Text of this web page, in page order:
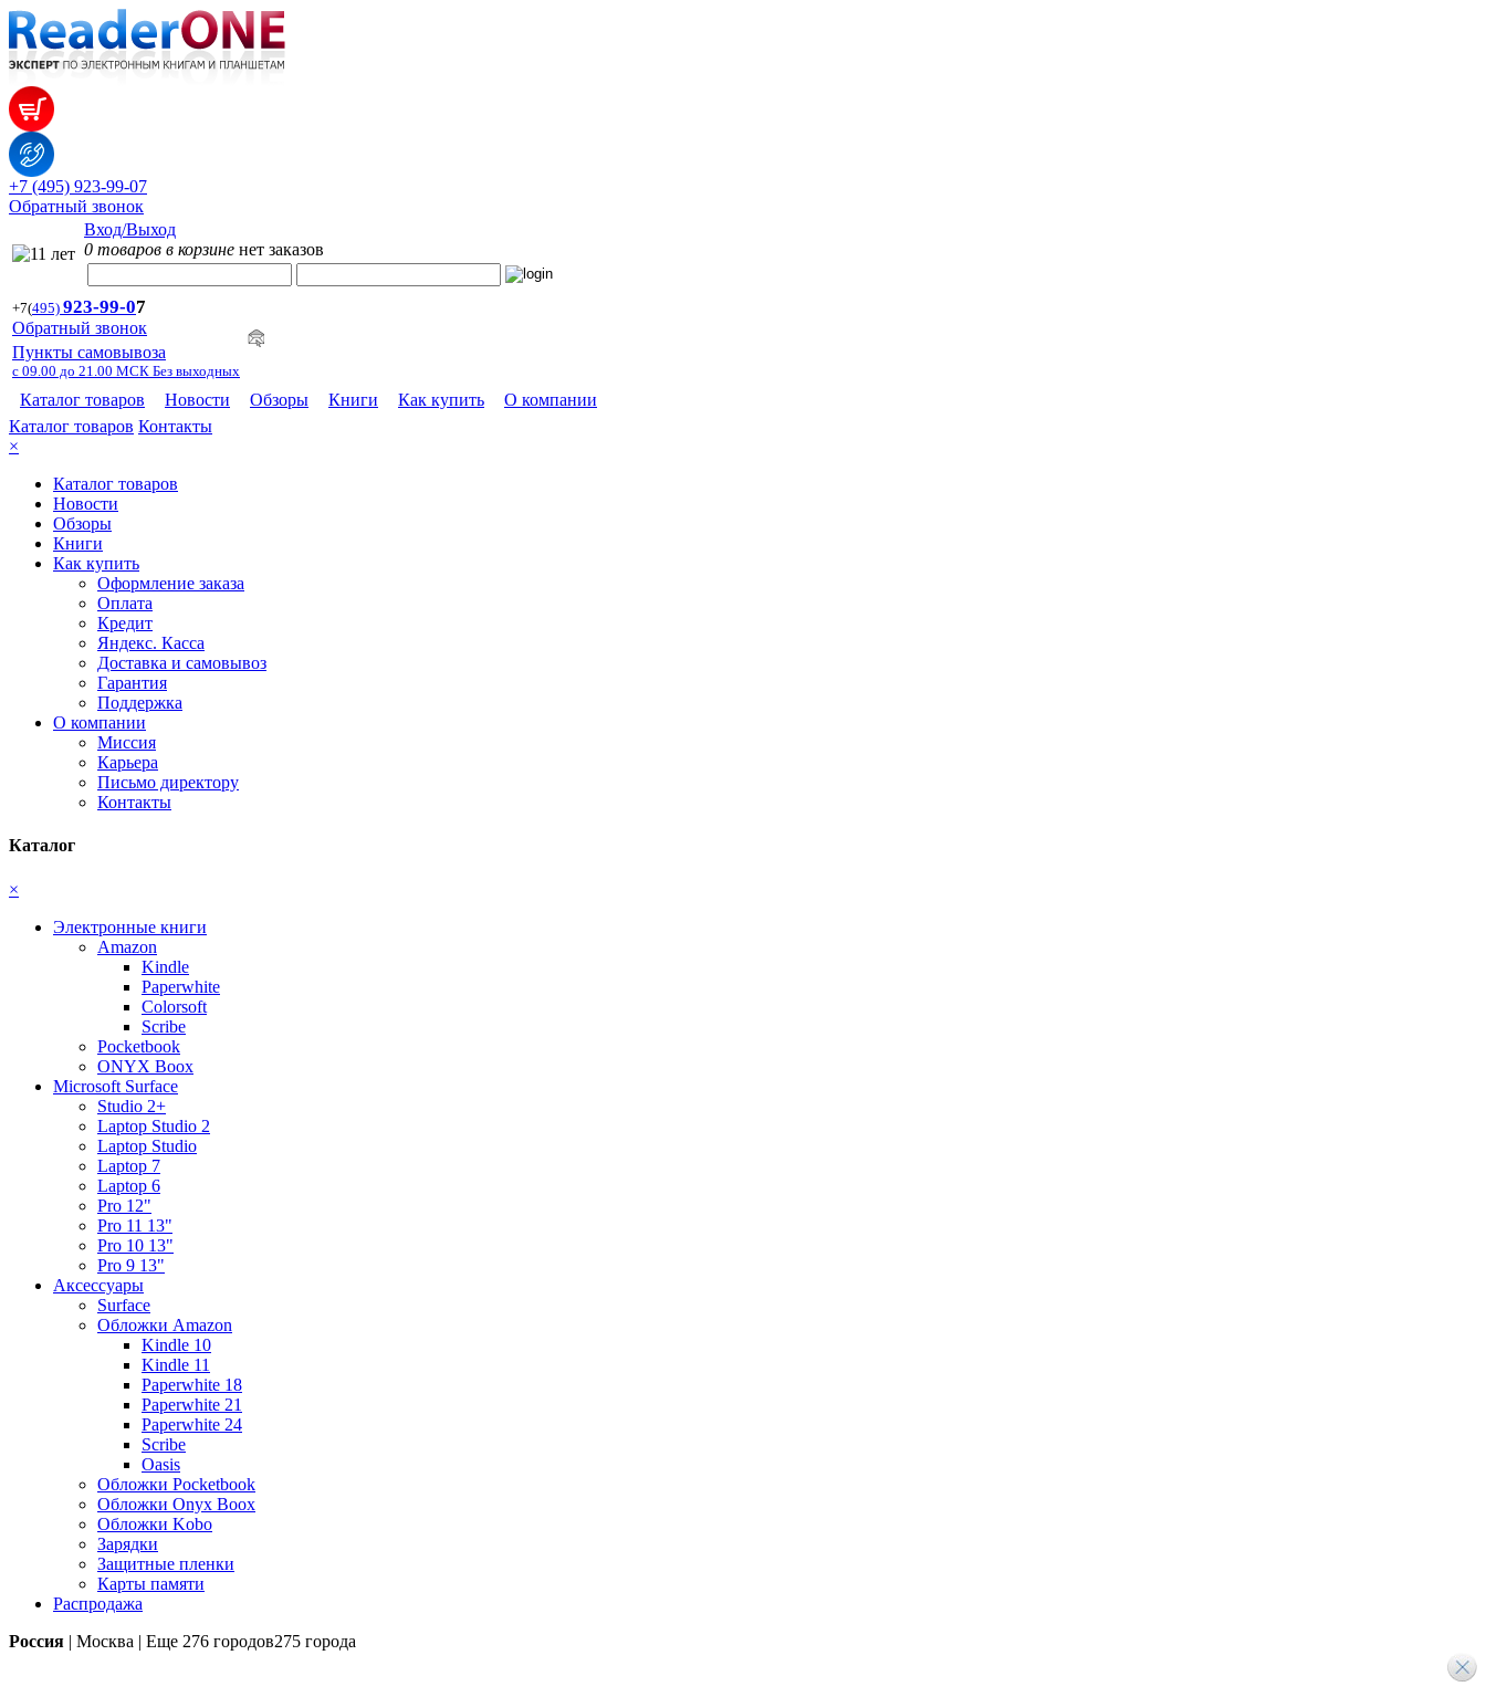
+7 (495) 923-99-07
Обратный звонок
Вход/Выход
0 товаров в корзине нет заказов
+7(495) 923-99-07
Обратный звонок
Пункты самовывоза
с 09.00 до 21.00 МСК Без выходных
Каталог товаров Новости Обзоры Книги Как купить
О компании
Каталог товаров Контакты
×
Каталог товаров
Новости
Обзоры
Книги
Как купить
Оформление заказа
Оплата
Кредит
Яндекс. Касса
Доставка и самовывоз
Гарантия
Поддержка
О компании
Миссия
Карьера
Письмо директору
Контакты
Каталог
×
Электронные книги
Amazon
Kindle
Paperwhite
Colorsoft
Scribe
Pocketbook
ONYX Boox
Microsoft Surface
Studio 2+
Laptop Studio 2
Laptop Studio
Laptop 7
Laptop 6
Pro 12"
Pro 11 13"
Pro 10 13"
Pro 9 13"
Аксессуары
Surface
Обложки Amazon
Kindle 10
Kindle 11
Paperwhite 18
Paperwhite 21
Paperwhite 24
Scribe
Oasis
Обложки Pocketbook
Обложки Onyx Boox
Обложки Kobo
Зарядки
Защитные пленки
Карты памяти
Распродажа
Россия | Москва | Еще 276 городов275 города